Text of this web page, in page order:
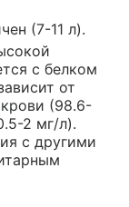
(7-11 л).
с белком
от
(98.6-
2 мг/л).
с другими